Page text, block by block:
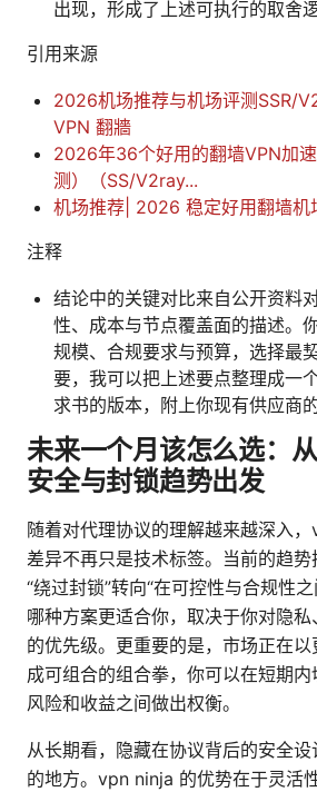
出现，形成了上述可执行的取舍逻
引用来源
2026机场推荐与机场评测SSR/
VPN 翻牆
2026年36个好用的翻墙VPN加
测）（SS/V2ray...
机场推荐| 2026 稳定好用翻墙机
注释
结论中的关键对比来自公开资料
性、成本与节点覆盖面的描述。
规模、合规要求与预算，选择最
要，我可以把上述要点整理成一
求书的版本，附上你现有供应商
未来一个月该怎么选：
安全与封锁趋势出发
随着对代理协议的理解越来越深入
差异不再只是技术标签。当前的趋
“绕过封锁”转向“在可控性与合规性之
哪种方案更适合你，取决于你对隐
的优先级。更重要的是，市场正在
成可组合的组合拳，你可以在短期
风险和收益之间做出权衡。
从长期看，隐藏在协议背后的安全
的地方。vpn ninja 的优势在于灵活